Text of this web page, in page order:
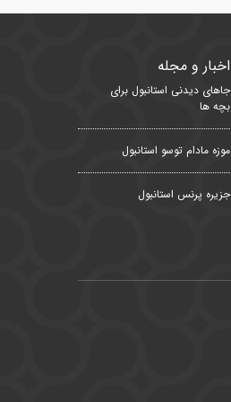
اخبار و مجله
جاهای دیدنی استانبول برای
بچه ها
موزه مادام توسو استانبول
جزیره پرنس استانبول